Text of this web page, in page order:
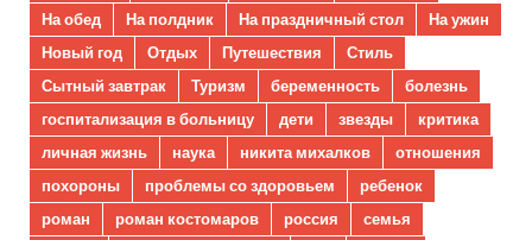
На обед
На полдник На праздничный стол
На ужин
Новый год
Отдых Путешествия
Стиль
Сытный завтрак
Туризм беременность
болезнь
госпитализация в больницу
дети звезды
критика
личная жизнь
наука никита михалков
отношения
похороны
проблемы со здоровьем
ребенок
роман
роман костомаров россия
семья